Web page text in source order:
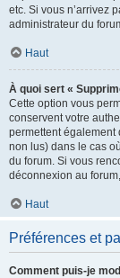
etc. Si vous n’arrivez
administrateur du
Haut
À quoi sert «
Cette option vous
conservent votre
permettent également
non lus) dans le cas
du forum. Si vous
déconnexion au
Haut
Préférences et
Comment puis-je